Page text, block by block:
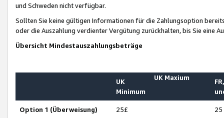
und Schweden nicht verfügbar.
Sollten Sie keine gültigen Informationen für die Zahlungsoption
oder die Auszahlung verdienter Vergütung zurückhalten, bis Sie
Übersicht Mindestauszahlungsbeträge
UK
Minimum
UK Maxium
Option 1 (Überweisung) 25£ 25